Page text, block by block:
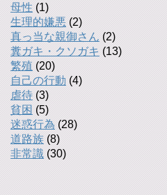
母性 (1)
生理的嫌悪 (2)
真っ当な親御さん (2)
糞ガキ・クソガキ (13)
繁殖 (20)
自己の行動 (4)
虐待 (3)
貧困 (5)
迷惑行為 (28)
道路族 (8)
非常識 (30)